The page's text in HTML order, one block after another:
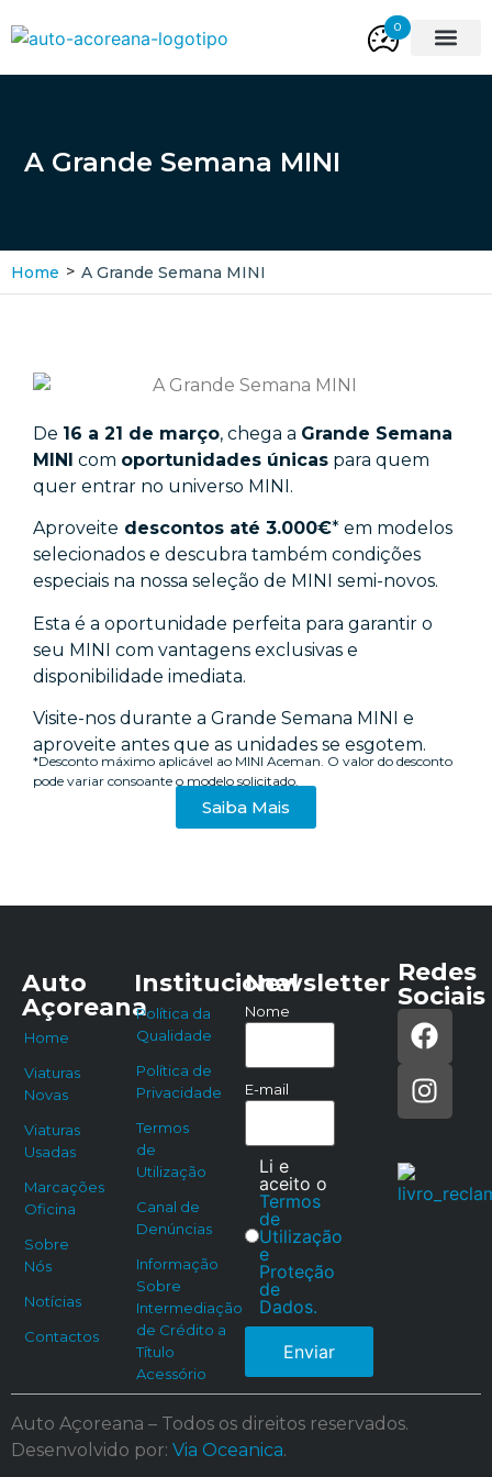
0
A Grande Semana MINI
Home > A Grande Semana MINI
De 16 a 21 de março, chega a Grande Semana
MINI com oportunidades únicas para quem
quer entrar no universo MINI.
Aproveite descontos até 3.000€* em modelos
selecionados e descubra também condições
especiais na nossa seleção de MINI semi-novos.
Esta é a oportunidade perfeita para garantir o
seu MINI com vantagens exclusivas e
disponibilidade imediata.
Visite-nos durante a Grande Semana MINI e
aproveite antes que as unidades se esgotem.
*Desconto máximo aplicável ao MINI Aceman. O valor do desconto
pode variar consoante o modelo solicitado.
Saiba Mais
Auto
Açoreana
Home
Viaturas
Novas
Viaturas
Usadas
Marcações
Oficina
Sobre
Nós
Notícias
Contactos
Institucional
Política da
Qualidade
Política de
Privacidade
Termos
de
Utilização
Canal de
Denúncias
Informação
Sobre
Intermediação
de Crédito a
Título
Acessório
Newsletter
Nome
E-mail
Li e
aceito o
Termos
de
Utilização
e
Proteção
de
Dados.
Enviar
Redes
Sociais
Auto Açoreana – Todos os direitos reservados.
Desenvolvido por: Via Oceanica.